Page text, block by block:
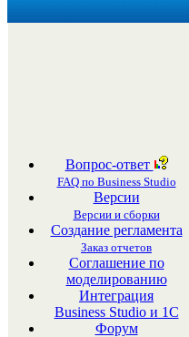
Вопрос-ответ
FAQ по Business Studio
Версии
Версии и сборки
Создание регламента
Заказ отчетов
Соглашение по
моделированию
Интеграция
Business Studio и 1С
Форум